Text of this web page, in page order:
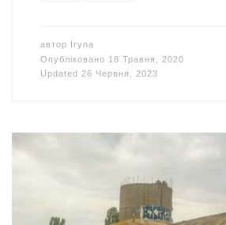
автор Iryna
Опубліковано 18 Травня, 2020
Updated 26 Червня, 2023